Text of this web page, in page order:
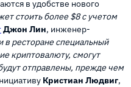
в удобстве нового
стоить более $8 с учетом
Джон Лин, инженер-
в ресторане специальный
криптовалюту, смогут
отправлены, прежде чем
Кристиан Людвиг,